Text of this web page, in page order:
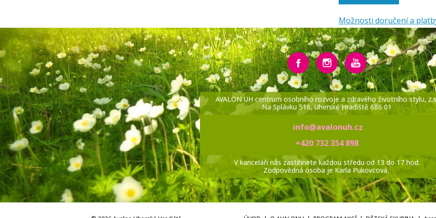
Možnosti doručení a
AVALON UH centrum osobního rozvoje a zdravého životního stylu,
Na Splávku 516, Uherské Hradiště 686 01
info@avalonuh.cz
+420 732 354 898
V kanceláři nás zastihnete každou středu od 13 do 17 hod.
Zodpovědná osoba je Karla Pukovcová.